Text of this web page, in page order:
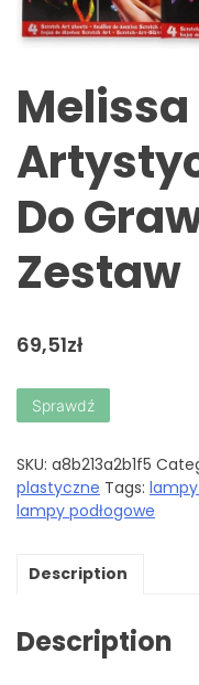
Melissa
Do
Zestaw
69,51zł
Sprawdź
SKU: a8b213a2b1f5
plastyczne Tags:
lampy podłogowe
Description
Description